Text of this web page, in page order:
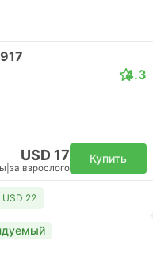
4.3
USD 17
за взрослого
Купить
22